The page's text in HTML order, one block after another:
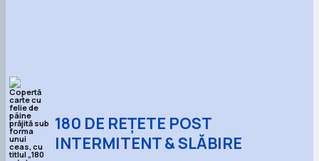
180 DE REȚETE POST
INTERMITENT & SLĂBIRE